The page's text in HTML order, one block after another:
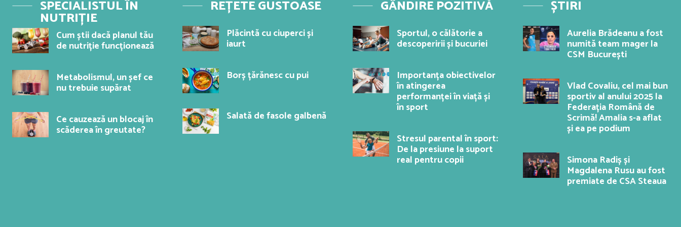
SPECIALISTUL ÎN
NUTRIȚIE
Cum știi dacă planul tău
de nutriție funcționează
Metabolismul, un șef ce
nu trebuie supărat
Ce cauzează un blocaj în
scăderea în greutate?
REȚETE GUSTOASE
Plăcintă cu ciuperci și
iaurt
Borș țărănesc cu pui
Salată de fasole galbenă
GÂNDIRE POZITIVĂ
Sportul, o călătorie a
descoperirii și bucuriei
Importanța obiectivelor
în atingerea
performanței în viață și
în sport
Stresul parental în sport:
De la presiune la suport
real pentru copii
ȘTIRI
Aurelia Brădeanu a fost
numită team mager la
CSM București
Vlad Covaliu, cel mai bun
sportiv al anului 2025 la
Federația Română de
Scrimă! Amalia s-a aflat
și ea pe podium
Simona Radiș și
Magdalena Rusu au fost
premiate de CSA Steaua